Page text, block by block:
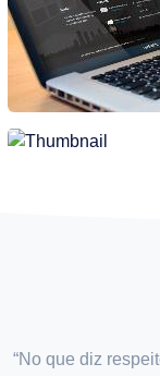
“No que diz